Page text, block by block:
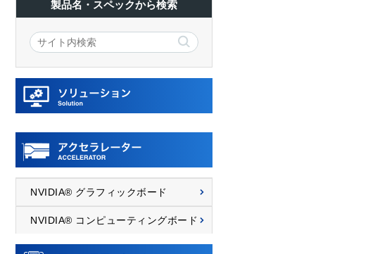
製品名・スペックから検索
NVIDIA® グラフィックボード
NVIDIA® コンピューティングボード